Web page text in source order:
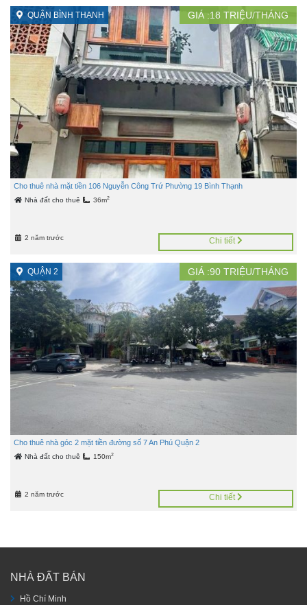
QUẬN BÌNH THẠNH GIÁ :18 TRIỆU/THÁNG
Cho thuê nhà mặt tiền 106 Nguyễn Công Trứ Phường 19 Bình Thạnh
Nhà đất cho thuê 36m2
2 năm trước Chi tiết
QUẬN 2 GIÁ :90 TRIỆU/THÁNG
Cho thuê nhà góc 2 mặt tiền đường số 7 An Phú Quận 2
Nhà đất cho thuê 150m2
2 năm trước Chi tiết
NHÀ ĐẤT BÁN
Hồ Chí Minh